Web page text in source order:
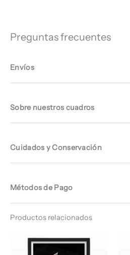
Preguntas frecuentes
Envíos
Sobre nuestros cuadros
Cuidados y Conservación
Métodos de Pago
Productos relacionados
de